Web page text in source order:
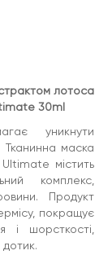
омертвілі
і чорні
пробок і
з трегалозою
процеси
УФ-
радикалів.
пружність
на
Уникайте зони
Потім
рухами
вбирання.
лотоса
30ml
уникнути
Тканинна маска
містить
комплекс,
Продукт
покращує
і шорсткості,